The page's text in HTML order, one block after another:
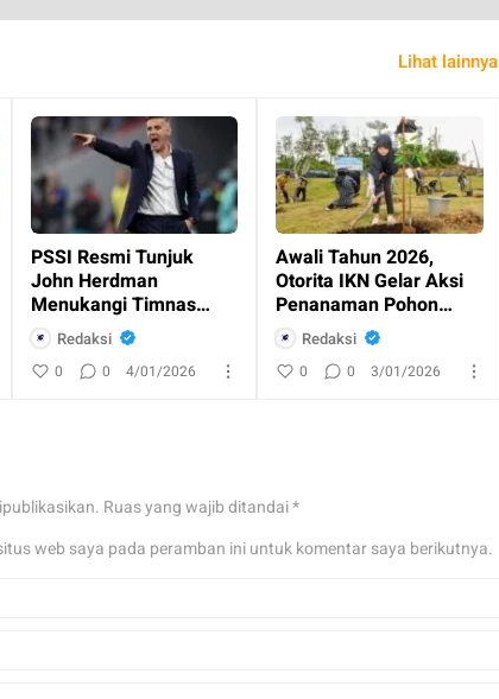
Lihat lainnya
PSSI Resmi Tunjuk
John Herdman
Menukangi Timnas
Indonesia
Redaksi
0 0 4/01/2026
Awali Tahun 2026,
Otorita IKN Gelar Aksi
Penanaman Pohon
Bersama Masyaraka
Redaksi
0 0 3/01/2026
Ruas yang wajib ditandai*
web saya pada peramban ini untuk komentar saya berikutnya.